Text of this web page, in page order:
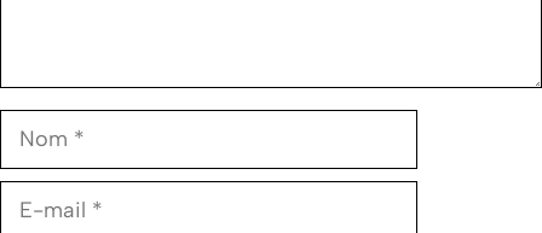
Nom
E-